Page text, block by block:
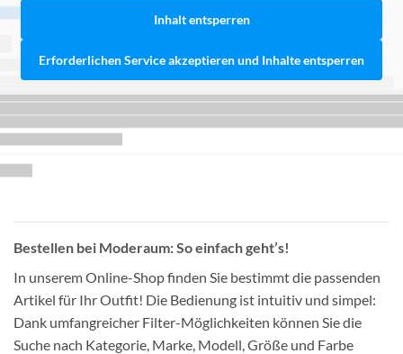
Inhalt entsperren
Erforderlichen Service akzeptieren und Inhalte entsperren
Bestellen bei Moderaum: So einfach geht’s!
In unserem Online-Shop finden Sie bestimmt die passenden
Artikel für Ihr Outfit! Die Bedienung ist intuitiv und simpel:
Dank umfangreicher Filter-Möglichkeiten können Sie die
Suche nach Kategorie, Marke, Modell, Größe und Farbe